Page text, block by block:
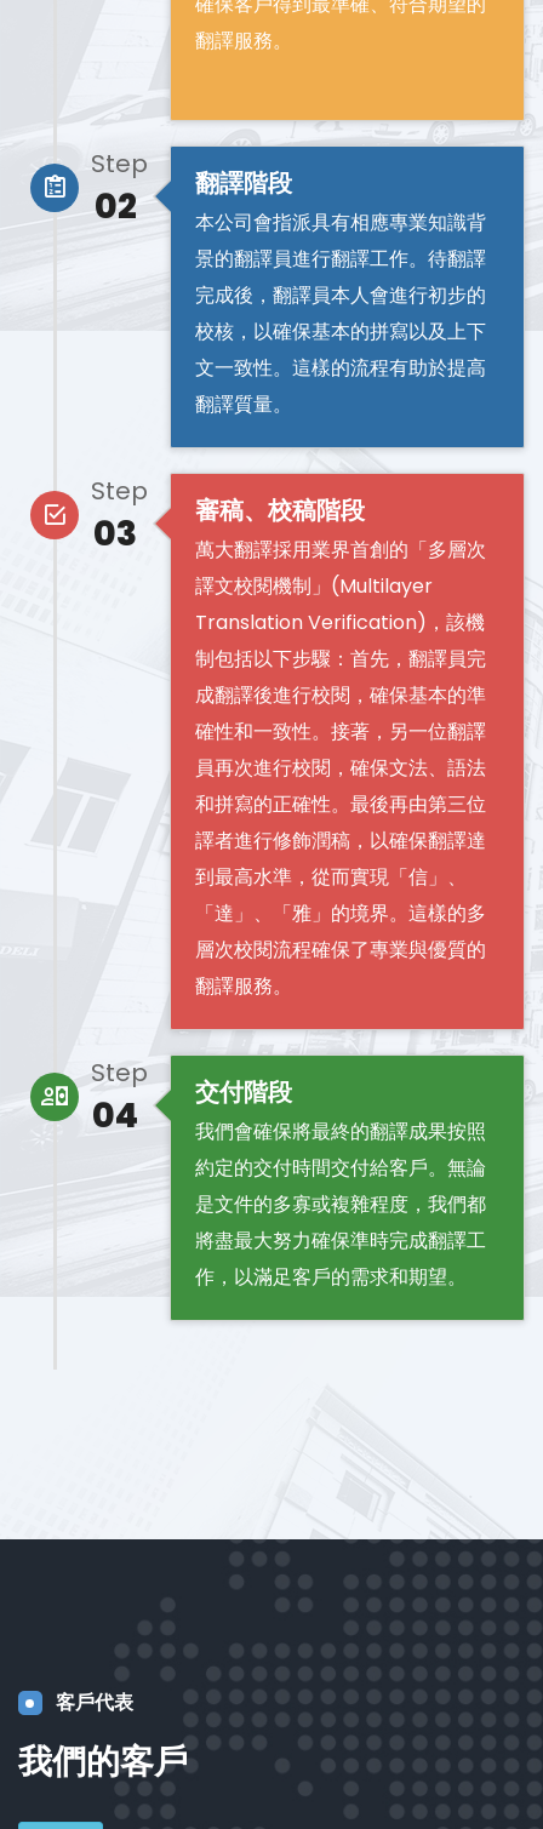
翻譯服務。
翻譯階段
本公司會指派具有相應專業知識背
景的翻譯員進行翻譯工作。待翻譯
完成後，翻譯員本人會進行初步的
校核，以確保基本的拼寫以及上下
文一致性。這樣的流程有助於提高
翻譯質量。
Step
02
審稿、校稿階段
萬大翻譯採用業界首創的「多層次
譯文校閱機制」(Multilayer
Translation Verification)，該機
制包括以下步驟：首先，翻譯員完
成翻譯後進行校閱，確保基本的準
確性和一致性。接著，另一位翻譯
員再次進行校閱，確保文法、語法
和拼寫的正確性。最後再由第三位
譯者進行修飾潤稿，以確保翻譯達
到最高水準，從而實現「信」、
「達」、「雅」的境界。這樣的多
層次校閱流程確保了專業與優質的
翻譯服務。
Step
03
交付階段
我們會確保將最終的翻譯成果按照
約定的交付時間交付給客戶。無論
是文件的多寡或複雜程度，我們都
將盡最大努力確保準時完成翻譯工
作，以滿足客戶的需求和期望。
Step
04
客戶代表
我們的客戶